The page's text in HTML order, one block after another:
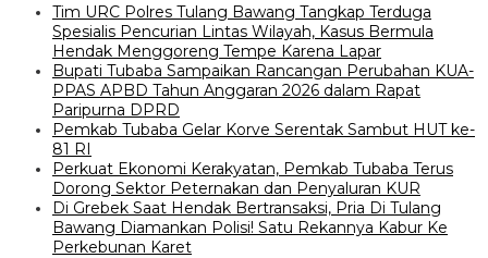
Tim URC Polres Tulang Bawang Tangkap Terduga
Spesialis Pencurian Lintas Wilayah, Kasus Bermula
Hendak Menggoreng Tempe Karena Lapar
Bupati Tubaba Sampaikan Rancangan Perubahan KUA-
PPAS APBD Tahun Anggaran 2026 dalam Rapat
Paripurna DPRD
Pemkab Tubaba Gelar Korve Serentak Sambut HUT ke-
81 RI
Perkuat Ekonomi Kerakyatan, Pemkab Tubaba Terus
Dorong Sektor Peternakan dan Penyaluran KUR
Di Grebek Saat Hendak Bertransaksi, Pria Di Tulang
Bawang Diamankan Polisi! Satu Rekannya Kabur Ke
Perkebunan Karet